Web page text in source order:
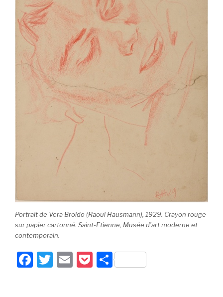
Portrait de Vera Broido (Raoul Hausmann), 1929. Crayon rouge
sur papier cartonné. Saint-Etienne, Musée d’art moderne et
contemporain.
F
T
E
P P